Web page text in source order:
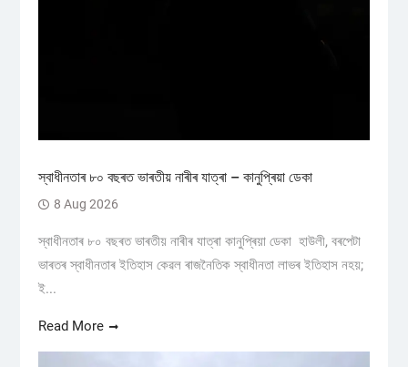
স্বাধীনতাৰ ৮০ বছৰত ভাৰতীয় নাৰীৰ যাত্ৰা – কানুপ্ৰিয়া ডেকা
8 Aug 2026
স্বাধীনতাৰ ৮০ বছৰত ভাৰতীয় নাৰীৰ যাত্ৰা কানুপ্ৰিয়া ডেকা হাউলী, বৰপেটা
ভাৰতৰ স্বাধীনতাৰ ইতিহাস কেৱল ৰাজনৈতিক স্বাধীনতা লাভৰ ইতিহাস নহয়;
ই...
Read More